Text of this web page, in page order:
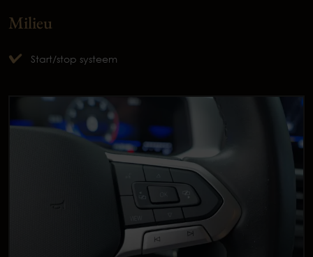
Milieu
Start/stop systeem